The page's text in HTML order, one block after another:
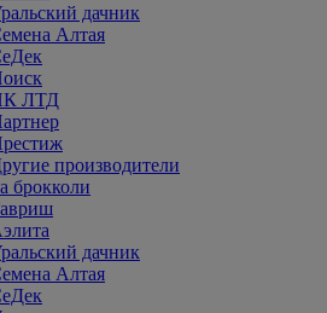
дачник
Алтая
ЛТД
производители
брокколи
дачник
Алтая